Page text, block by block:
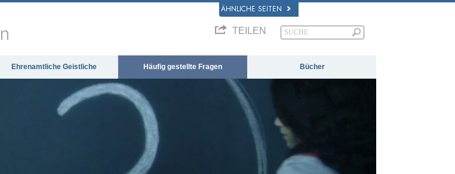
ÄHNLICHE SEITEN
TEILEN
Ehrenamtliche Geistliche Häufig gestellte Fragen Bücher